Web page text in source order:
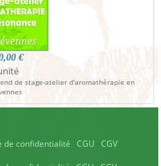
€
stage-atelier d'aromathérapie en
de confidentialité CGU CGV